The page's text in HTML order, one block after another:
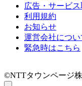
広告・サービ
利用規約
お知らせ
運営会社につい
緊急時はこちら
©NTTタウンページ株